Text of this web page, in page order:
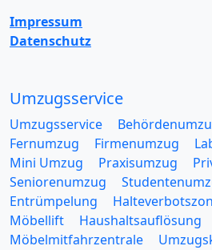
Impressum
Datenschutz
Umzugsservice
Umzugsservice
Fernumzug
Firmenumzug
Mini Umzug
Praxisumzug
Seniorenumzug
Entrümpelung
Möbellift
Haushaltsauflösung
Möbelmitfahrzentrale